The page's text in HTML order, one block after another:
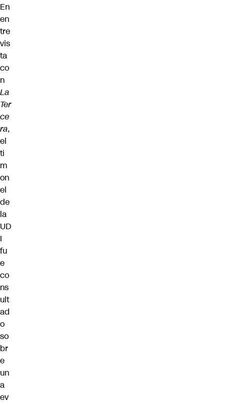
En
en
tre
vis
ta
co
n
La
Ter
ce
ra,
el
ti
m
on
el
de
la
UD
I
fu
e
co
ns
ult
ad
o
so
br
e
un
a
ev